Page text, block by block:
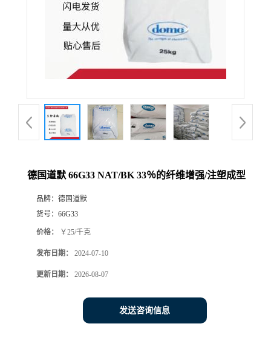
德国道默 66G33 NAT/BK 33％的纤维增强/注塑成型
品牌： 德国道默
货号： 66G33
价格： ￥25/千克
发布日期： 2024-07-10
更新日期： 2026-08-07
发送咨询信息